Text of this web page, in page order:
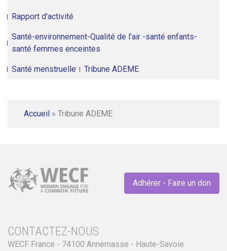
Rapport d'activité
Santé-environnement-Qualité de l'air -santé enfants-
santé femmes enceintes
Santé menstruelle Tribune ADEME
Accueil » Tribune ADEME
Adhérer - Faire un don
CONTACTEZ-NOUS
WECF France - 74100 Annemasse - Haute-Savoie